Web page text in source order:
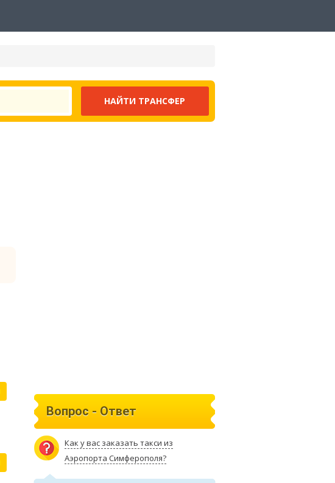
Вопрос - Ответ
Как у вас заказать такси из
Аэропорта Симферополя?